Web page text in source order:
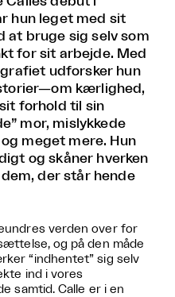
hun leget med sit
at bruge sig selv som
for sit arbejde. Med
udforsker hun
kærlighed,
forhold til sin
mor, mislykkede
meget mere. Hun
og skåner hverken
der står hende
verden over for
og på den måde
“indhentet” sig selv
ind i vores
samtid. Calle er i en